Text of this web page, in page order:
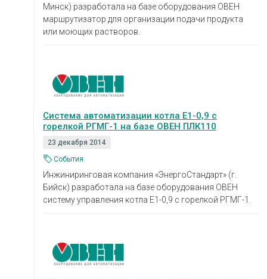
Минск) разработала на базе оборудования ОВЕН
маршрутизатор для организации подачи продукта
или моющих растворов.
Система автоматизации котла Е1-0,9 с
горелкой РГМГ-1 на базе ОВЕН ПЛК110
23 декабря 2014
События
Инжиниринговая компания «ЭнергоСтандарт» (г.
Бийск) разработала на базе оборудования ОВЕН
систему управления котла Е1-0,9 с горелкой РГМГ-1.